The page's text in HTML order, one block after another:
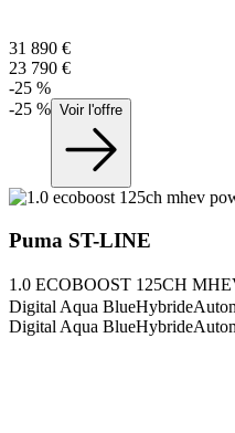
31 890 €
23 790 €
-25 %
-25 % Voir l'offre
Puma ST-LINE
1.0 ECOBOOST 125CH
Digital Aqua BlueHybride
Digital Aqua BlueHybride